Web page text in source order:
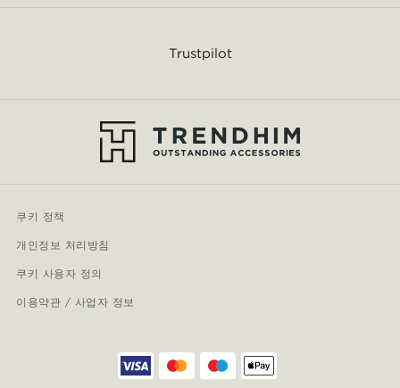
Trustpilot
쿠키 정책
개인정보 처리방침
쿠키 사용자 정의
이용약관 / 사업자 정보